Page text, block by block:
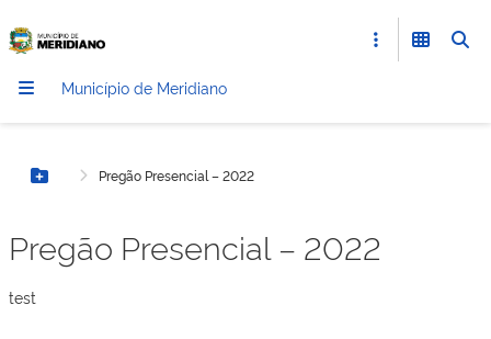
Município de Meridiano
Botão MenuPregão Presencial – 2022
Pregão Presencial – 2022
test